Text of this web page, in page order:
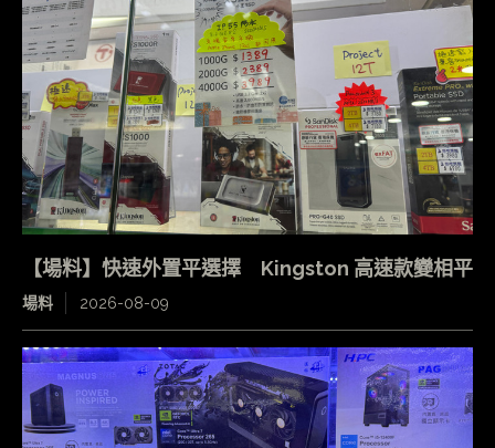
【場料】快速外置平選擇 Kingston 高速款變相平
場料 2026-08-09